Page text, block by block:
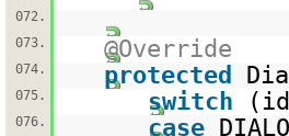
072.
073.
@Override
074. protected
075. switch
076. case